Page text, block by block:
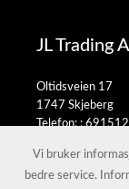
JL Trading
Oltidsveien 17
1747 Skjeberg
Telefon: :
Vi bruker
bedre service.